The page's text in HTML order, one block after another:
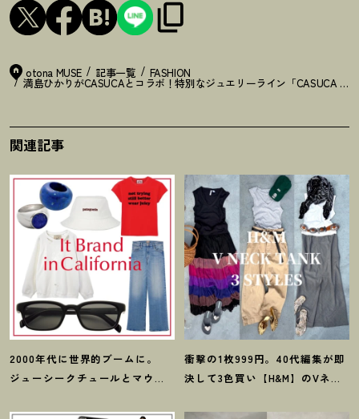
otona MUSE 記事一覧 FASHION
満島ひかりがCASUCAとコラボ ！特別なジュエリーライン「CASUCA na
関連記事
2000年代に世界的ブームに。
ジューシークチュールとマウ
衝撃の1枚999円。40代編集が即
決して3色買い【H&M】のVネッ